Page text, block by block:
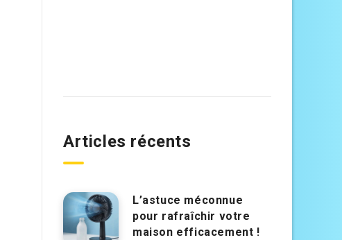
Articles récents
L’astuce méconnue
pour rafraîchir votre
maison efficacement !